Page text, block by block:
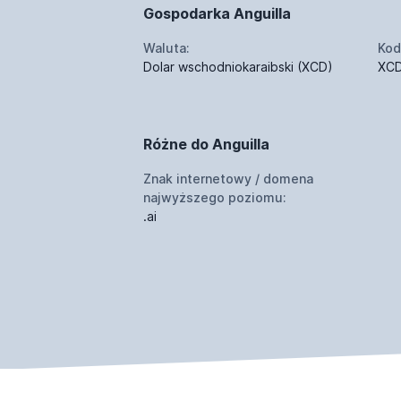
Gospodarka Anguilla
Waluta:
Dolar wschodniokaraibski (XCD)
Różne do Anguilla
Znak internetowy / domena
najwyższego poziomu:
.ai